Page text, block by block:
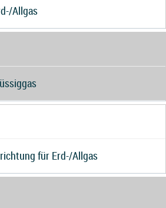
Allgas
für Erd-/Allgas